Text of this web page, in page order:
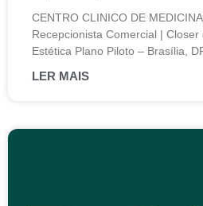
CENTRO CLINICO DE
Recepcionista Comercial |
Estética Plano Piloto – Brasília,
LER MAIS